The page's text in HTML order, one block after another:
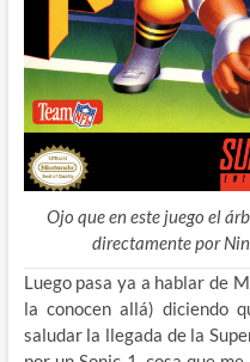
Ojo que en este juego el
directamente por
Luego pasa ya a hablar de
la conocen allá) diciendo
saludar la llegada de la